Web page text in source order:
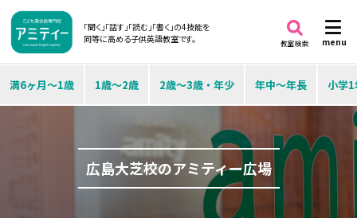
「聞く」「話す」「読む」「書く」の4技能を
同等に高める子供英語教室です。
menu
教室検索
満6ヶ月～1歳 1歳～2歳 2歳～3歳・年少 年中～年長 小学
広島大芝校のアミティー広場